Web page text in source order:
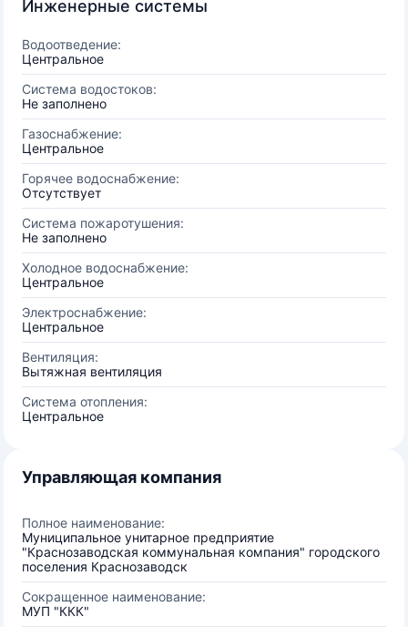
Инженерные системы
Водоотведение:
Центральное
Система водостоков:
Не заполнено
Газоснабжение:
Центральное
Горячее водоснабжение:
Отсутствует
Система пожаротушения:
Не заполнено
Холодное водоснабжение:
Центральное
Электроснабжение:
Центральное
Вентиляция:
Вытяжная вентиляция
Система отопления:
Центральное
Управляющая компания
Полное наименование:
Муниципальное унитарное предприятие
"Краснозаводская коммунальная компания" городского
поселения Краснозаводск
Сокращенное наименование:
МУП "ККК"